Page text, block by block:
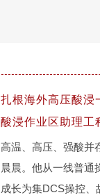
扎根海外高压酸
酸浸作业区助理工
高温、高压、强酸并
晨晨。他从一线普通
成长为集DCS操控、